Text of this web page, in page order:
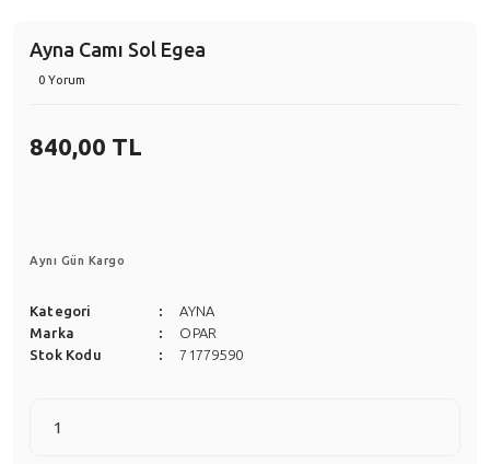
Ayna Camı Sol Egea
0 Yorum
840,00 TL
Aynı Gün Kargo
Kategori
AYNA
Marka
OPAR
Stok Kodu
71779590